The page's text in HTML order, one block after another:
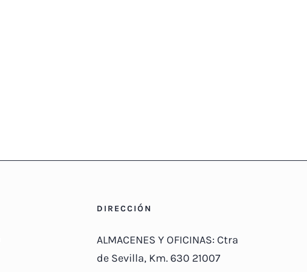
DIRECCIÓN
ALMACENES Y OFICINAS: Ctra
de Sevilla, Km. 630 21007